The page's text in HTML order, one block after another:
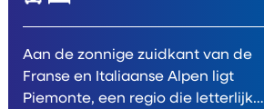
Aan de zonnige zuidkant van de
Franse en Italiaanse Alpen ligt
Piemonte, een regio die letterlijk